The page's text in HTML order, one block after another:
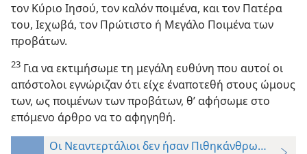
τον Κύριο Ιησού, τον καλόν ποιμένα, και τον Πατέρα
του, Ιεχωβά, τον Πρώτιστο ή Μεγάλο Ποιμένα των
προβάτων.
23 Για να εκτιμήσωμε τη μεγάλη ευθύνη που αυτοί οι
απόστολοι εγνώριζαν ότι είχε έναποτεθή στους ώμους
των, ως ποιμένων των προβάτων, θ’ αφήσωμε στο
επόμενο άρθρο να το αφηγηθή.
Οι Νεαντερτάλιοι δεν ήσαν Πιθηκάνθρωποι